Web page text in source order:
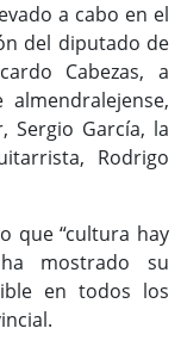
a cabo en el
del diputado de
Cabezas, a
Sergio García, la
Rodrigo
que “cultura hay
mostrado su
en todos los